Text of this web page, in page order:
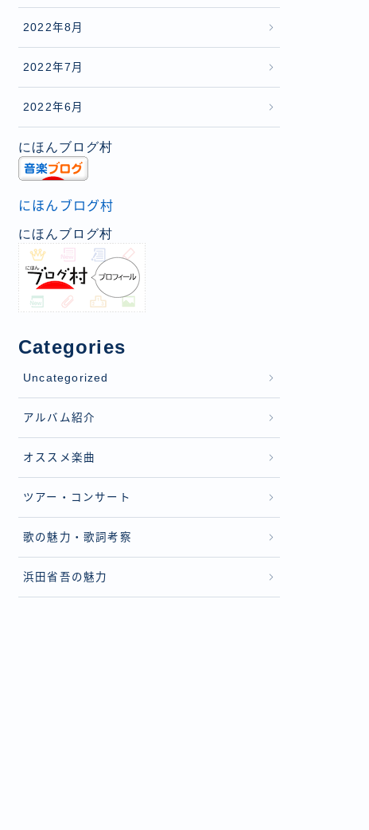
2022年8月
2022年7月
2022年6月
にほんブログ村
にほんブログ村
にほんブログ村
Categories
Uncategorized
アルバム紹介
オススメ楽曲
ツアー・コンサート
歌の魅力・歌詞考察
浜田省吾の魅力